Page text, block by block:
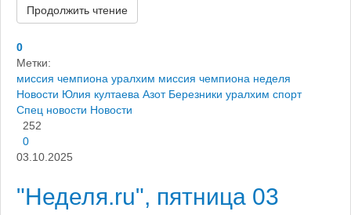
Продолжить чтение
0
Метки:
миссия чемпиона уралхим миссия чемпиона неделя
Новости Юлия култаева Азот Березники уралхим спорт
Спец новости Новости
252
0
03.10.2025
"Неделя.ru", пятница 03